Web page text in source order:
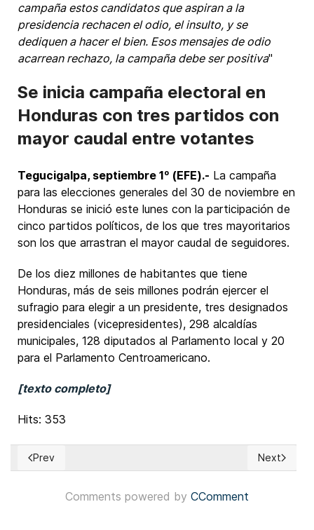
campaña estos candidatos que aspiran a la
presidencia rechacen el odio, el insulto, y se
dediquen a hacer el bien. Esos mensajes de odio
acarrean rechazo, la campaña debe ser positiva"
Se inicia campaña electoral en
Honduras con tres partidos con
mayor caudal entre votantes
Tegucigalpa, septiembre 1º (EFE).- La campaña
para las elecciones generales del 30 de noviembre en
Honduras se inició este lunes con la participación de
cinco partidos políticos, de los que tres mayoritarios
son los que arrastran el mayor caudal de seguidores.
De los diez millones de habitantes que tiene
Honduras, más de seis millones podrán ejercer el
sufragio para elegir a un presidente, tres designados
presidenciales (vicepresidentes), 298 alcaldías
municipales, 128 diputados al Parlamento local y 20
para el Parlamento Centroamericano.
[texto completo]
Hits: 353
Previous article: Serbia: Manifestantes exigen elecciones
Prev Next
Next
Comments powered by CComment